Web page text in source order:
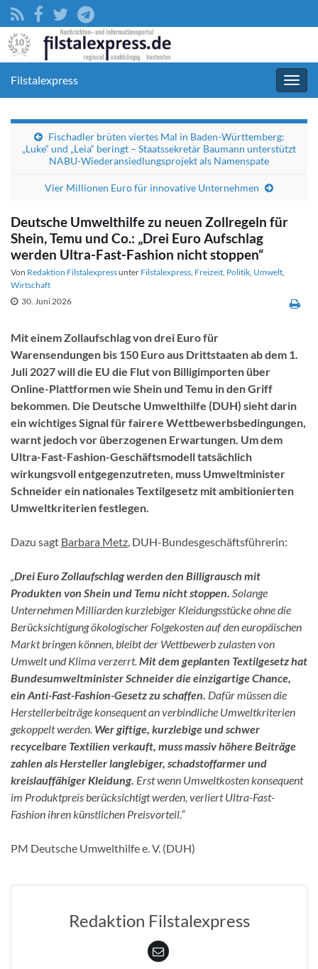
Filstalexpress
Fischadler brüten viertes Mal in Baden-Württemberg:
„Luke“ und „Leia“ beringt – Staatssekretär Baumann unterstützt
NABU-Wiederansiedlungsprojekt als Namenspate
Vier Millionen Euro für innovative Unternehmen
Deutsche Umwelthilfe zu neuen Zollregeln für
Shein, Temu und Co.: „Drei Euro Aufschlag
werden Ultra-Fast-Fashion nicht stoppen“
Von Redaktion Filstalexpressunter Filstalexpress, Freizeit, Politik, Umwelt,
Wirtschaft
30. Juni 2026
Mit einem Zollaufschlag von drei Euro für
Warensendungen bis 150 Euro aus Drittstaaten ab dem 1.
Juli 2027 will die EU die Flut von Billigimporten über
Online-Plattformen wie Shein und Temu in den Griff
bekommen. Die Deutsche Umwelthilfe (DUH) sieht darin
ein wichtiges Signal für fairere Wettbewerbsbedingungen,
warnt jedoch vor überzogenen Erwartungen. Um dem
Ultra-Fast-Fashion-Geschäftsmodell tatsächlich
wirkungsvoll entgegenzutreten, muss Umweltminister
Schneider ein nationales Textilgesetz mit ambitionierten
Umweltkriterien festlegen.
Dazu sagt Barbara Metz, DUH-Bundesgeschäftsführerin:
„Drei Euro Zollaufschlag werden den Billigrausch mit
Produkten von Shein und Temu nicht stoppen. Solange
Unternehmen Milliarden kurzlebiger Kleidungsstücke ohne die
Berücksichtigung ökologischer Folgekosten auf den europäischen
Markt bringen können, bleibt der Wettbewerb zulasten von
Umwelt und Klima verzerrt.Mit dem geplanten Textilgesetz hat
Bundesumweltminister Schneider die einzigartige Chance,
ein Anti-Fast-Fashion-Gesetz zu schaffen. Dafür müssen die
Herstellerbeiträge konsequent an verbindliche Umweltkriterien
gekoppelt werden. Wer giftige, kurzlebige und schwer
recycelbare Textilien verkauft, muss massiv höhere Beiträge
zahlen als Hersteller langlebiger, schadstoffarmer und
kreislauffähiger Kleidung. Erst wenn Umweltkosten konsequent
im Produktpreis berücksichtigt werden, verliert Ultra-Fast-
Fashion ihren künstlichen Preisvorteil.“
PM Deutsche Umwelthilfe e. V. (DUH)
Redaktion Filstalexpress